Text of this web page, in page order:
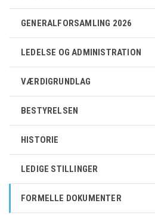
GENERALFORSAMLING 2026
LEDELSE OG ADMINISTRATION
VÆRDIGRUNDLAG
BESTYRELSEN
HISTORIE
LEDIGE STILLINGER
FORMELLE DOKUMENTER